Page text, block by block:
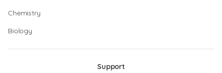
Chemistry
Biology
Support